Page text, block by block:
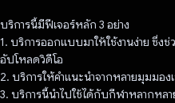
บริการนี้มีฟีเจอร์หลัก 3 อย่าง
1. บริการออกแบบมาให้ใช้งานง่าย ซึ่ง
อัปโหลดวิดีโอ
2. บริการให้คำแนะนำจากหลายมุมมอ
3. บริการนี้นำไปใช้ได้กับกีฬาหลากหล